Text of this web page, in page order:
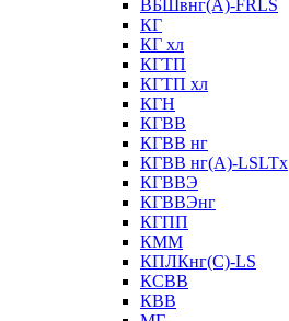
ВБШвнг(А)-FRLS
КГ
КГ хл
КГТП
КГТП хл
КГН
КГВВ
КГВВ нг
КГВВ нг(А)-LSLTx
КГВВЭ
КГВВЭнг
КГПП
КММ
КПЛКнг(C)-LS
КСВВ
КВВ